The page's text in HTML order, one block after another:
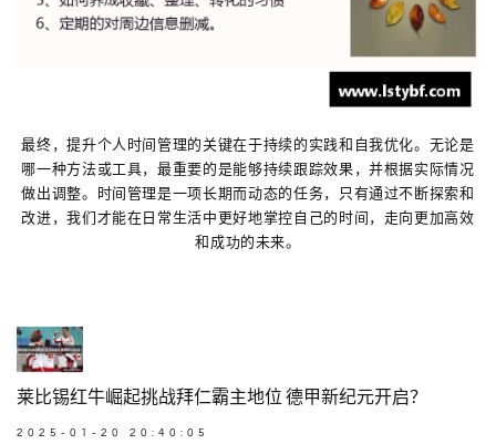
最终，提升个人时间管理的关键在于持续的实践和自我优化。无论是
哪一种方法或工具，最重要的是能够持续跟踪效果，并根据实际情况
做出调整。时间管理是一项长期而动态的任务，只有通过不断探索和
改进，我们才能在日常生活中更好地掌控自己的时间，走向更加高效
和成功的未来。
莱比锡红牛崛起挑战拜仁霸主地位 德甲新纪元开启？
2025-01-20 20:40:05